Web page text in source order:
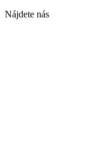
Nájdete nás